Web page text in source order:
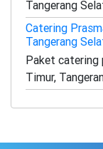
Tangerang
Catering
Tangerang
Paket catering
Timur,